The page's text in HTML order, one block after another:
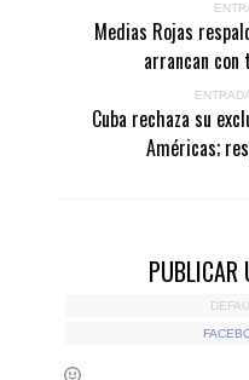
Medias Rojas
arrancan con
Cuba rechaza su
Américas;
PUBLICAR